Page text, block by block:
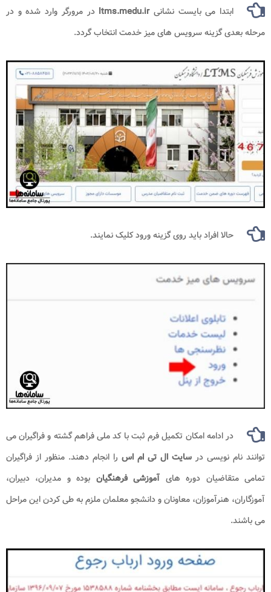
ابتدا می بایست نشانیltms.medu.ir در مرورگر وارد شده و در
مرحله بعدی گزینه سرویس های میز خدمت انتخاب گردد.
حالا افراد باید روی گزینه ورود کلیک نمایند.
در ادامه امکان تکمیل فرم ثبت با کد ملی فراهم گشته و فراگیران می
توانند نام نویسی در سایت ال تی ام اس را انجام دهند. منظور از فراگیران
تمامی متقاضیان دوره های آموزشی فرهنگیان بوده و مدیران، دبیران،
آموزگاران، هنرآموزان، معاونان و دانشجو معلمان ملزم به طی کردن این مراحل
می باشند.